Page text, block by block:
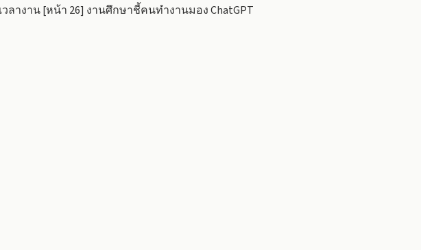
างาน [หน้า 26] งานศึกษาชี้คนทำงานมอง ChatGPT